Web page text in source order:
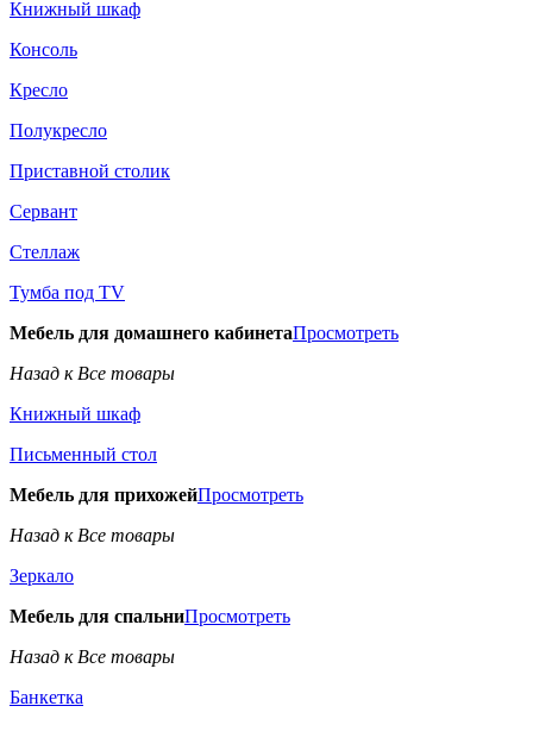
Книжный шкаф
Консоль
Кресло
Полукресло
Приставной столик
Сервант
Стеллаж
Тумба под TV
Мебель для домашнего кабинетаПросмотреть
Назад к Все товары
Книжный шкаф
Письменный стол
Мебель для прихожейПросмотреть
Назад к Все товары
Зеркало
Мебель для спальниПросмотреть
Назад к Все товары
Банкетка